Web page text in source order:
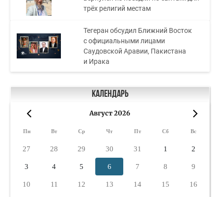
трёх религий местам
Тегеран обсудил Ближний Восток
с официальными лицами
Саудовской Аравии, Пакистана
и Ирака
Календарь
Август 2026
Пн Вт Ср Чт Пт Сб Вс
27 28 29 30 31 1 2
3 4 5 6 7 8 9
10 11 12 13 14 15 16